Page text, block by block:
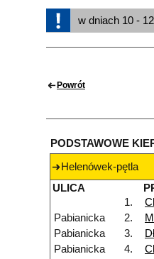
w dniach 10 -
Powrót
PODSTAWOWE
Helenówek-pętla
ULICA
1.
Pabianicka
2.
Pabianicka
3.
Pabianicka
4.